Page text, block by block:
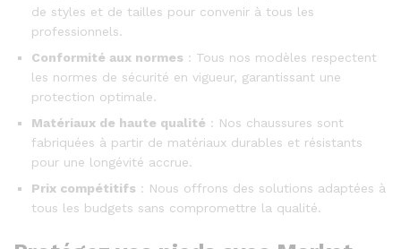
de styles et de tailles pour convenir à tous les
professionnels.
Conformité aux normes : Tous nos modèles respectent
les normes de sécurité en vigueur, garantissant une
protection optimale.
Matériaux de haute qualité : Nos chaussures sont
fabriquées à partir de matériaux durables et résistants
pour une longévité accrue.
Prix compétitifs : Nous offrons des solutions adaptées à
tous les budgets sans compromettre la qualité.